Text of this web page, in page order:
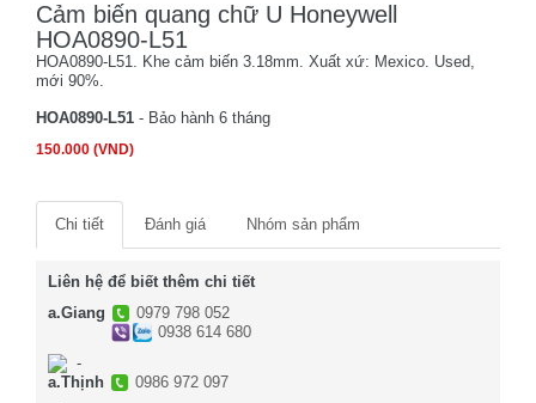
Cảm biến quang chữ U Honeywell
HOA0890-L51
HOA0890-L51. Khe cảm biến 3.18mm. Xuất xứ: Mexico. Used,
mới 90%.
HOA0890-L51 - Bảo hành 6 tháng
150.000 (VND)
Chi tiết Đánh giá Nhóm sản phẩm
Liên hệ để biết thêm chi tiết
a.Giang
0979 798 052
0938 614 680
-
a.Thịnh
0986 972 097